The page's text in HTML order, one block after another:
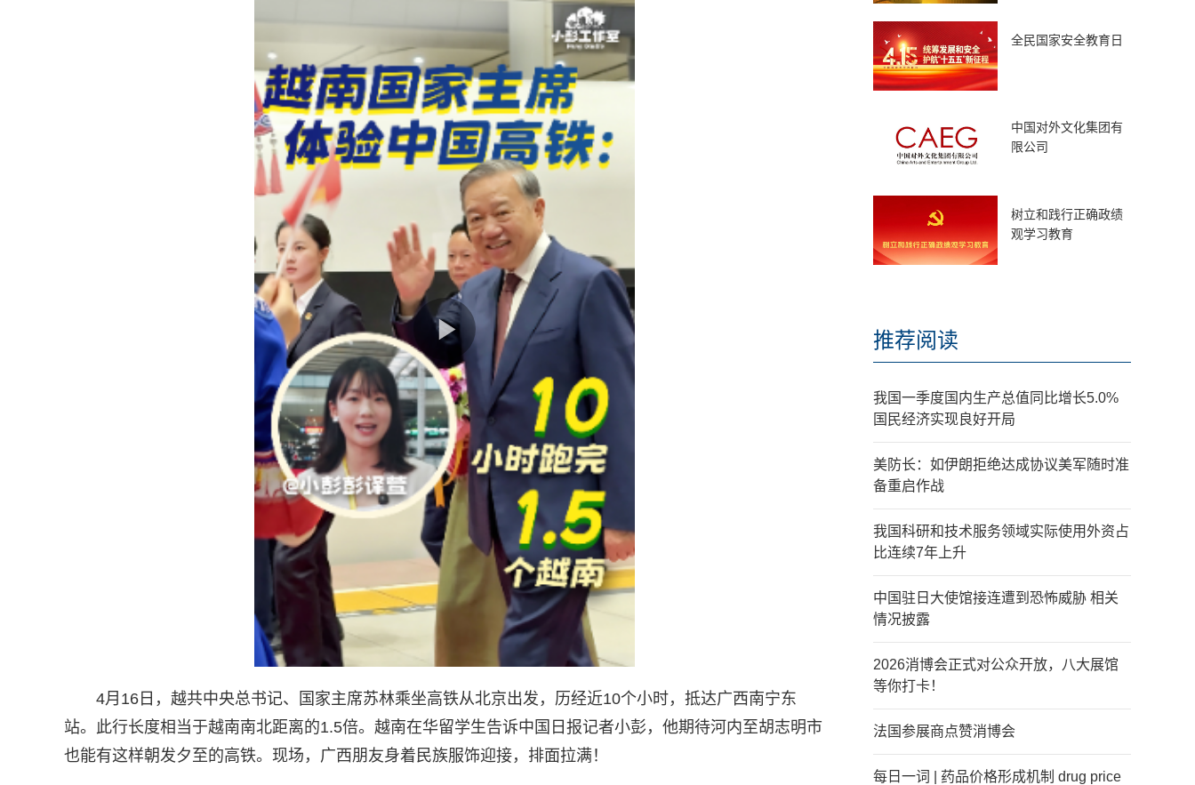
4月16日，越共中央总书记、国家主席苏林乘坐高铁从北京出发，历经近10个小时，抵达广西南宁东
站。此行长度相当于越南南北距离的1.5倍。越南在华留学生告诉中国日报记者小彭，他期待河内至胡志明市
也能有这样朝发夕至的高铁。现场，广西朋友身着民族服饰迎接，排面拉满！
全民国家安全教育日
中国对外文化集团有
限公司
树立和践行正确政绩
观学习教育
推荐阅读
我国一季度国内生产总值同比增长5.0%
国民经济实现良好开局
美防长：如伊朗拒绝达成协议美军随时准
备重启作战
我国科研和技术服务领域实际使用外资占
比连续7年上升
中国驻日大使馆接连遭到恐怖威胁 相关
情况披露
2026消博会正式对公众开放，八大展馆
等你打卡！
法国参展商点赞消博会
每日一词 | 药品价格形成机制 drug price